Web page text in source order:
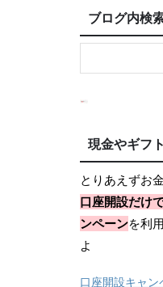
ブログ内検
現金やギフ
とりあえずお
口座開設だけ
ンペーンを利
よ
口座開設キャン